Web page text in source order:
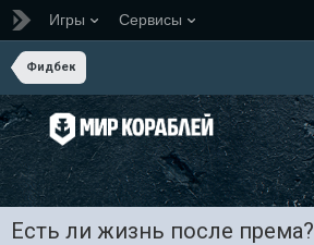
Игры Сервисы
Фидбек
Есть ли жизнь после према?